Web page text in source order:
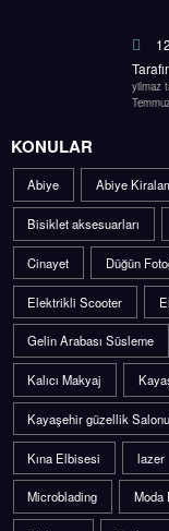
yilmaz
KONULAR
Abiye Abiye
Bisiklet aksesuarları
Cinayet Düğün
Elektrikli Scooter
Gelin Arabası Süsleme
Kalıcı Makyaj
Kayaşehir güzellik Salonu
Kına Elbisesi lazer
Microblading Moda